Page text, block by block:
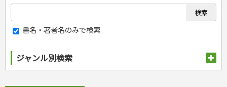
書名・著者名のみで検索
ジャンル別検索